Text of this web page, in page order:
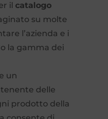
il catalogo
su molte
l’azienda e i
la gamma dei
un
delle
prodotto della